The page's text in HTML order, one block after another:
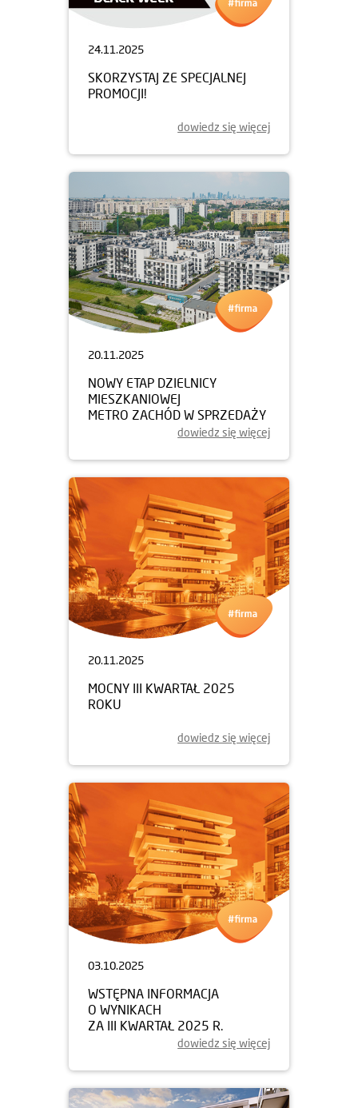
24.11.2025
SKORZYSTAJ ZE SPECJALNEJ
PROMOCJI!
dowiedz się więcej
20.11.2025
NOWY ETAP DZIELNICY
MIESZKANIOWEJ
METRO ZACHÓD W SPRZEDAŻY
dowiedz się więcej
20.11.2025
MOCNY III KWARTAŁ 2025
ROKU
dowiedz się więcej
03.10.2025
WSTĘPNA INFORMACJA
O WYNIKACH
ZA III KWARTAŁ 2025 R.
dowiedz się więcej